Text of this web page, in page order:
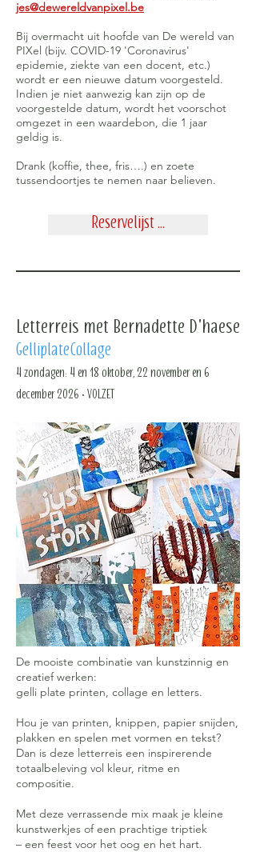
jes@dewereldvanpixel.be
Bij overmacht uit hoofde van De wereld van
PIXel (bijv. COVID-19 'Coronavirus'
epidemie, ziekte van een docent, etc.)
wordt er een nieuwe datum voorgesteld.
Indien je niet aanwezig kan zijn op de
voorgestelde datum, wordt het voorschot
omgezet in een waardebon, die 1 jaar
geldig is.
Drank (koffie, thee, fris….) en zoete
tussendoortjes te nemen naar believen.
Reservelijst ...
Letterreis met Bernadette D'haese
GelliplateCollage
4 zondagen: 4 en 18 oktober, 22 november en 6
december 2026 • VOLZET
De mooiste combinatie van kunstzinnig en
creatief werken:
gelli plate printen, collage en letters.
Hou je van printen, knippen, papier snijden,
plakken en spelen met vormen en tekst?
Dan is deze letterreis een inspirerende
totaalbeleving vol kleur, ritme en
compositie.
Met deze verrassende mix maak je kleine
kunstwerkjes of een prachtige triptiek
– een feest voor het oog en het hart.